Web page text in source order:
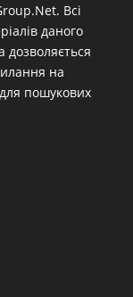
Всі
даного
дозволяється
на
пошукових